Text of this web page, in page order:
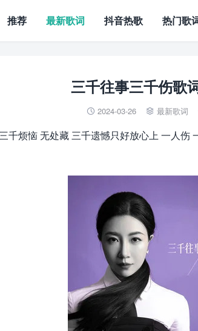
推荐 最新歌词 抖音热歌 热门歌
三千往事三千伤歌
 2024-03-26  最新歌词
千烦恼 无处藏 三千遗憾只好放心上 一人伤